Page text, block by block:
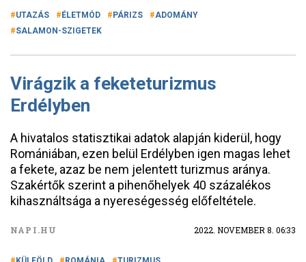
UTAZÁS ÉLETMÓD PÁRIZS
ADOMÁNY
SALAMON-SZIGETEK
Virágzik a feketeturizmus
Erdélyben
A hivatalos statisztikai adatok alapján kiderül, hogy
Romániában, ezen belül Erdélyben igen magas lehet
a fekete, azaz be nem jelentett turizmus aránya.
Szakértők szerint a pihenőhelyek 40 százalékos
kihasználtsága a nyereségesség előfeltétele.
NAPI.HU 2022. NOVEMBER 8. 06:33